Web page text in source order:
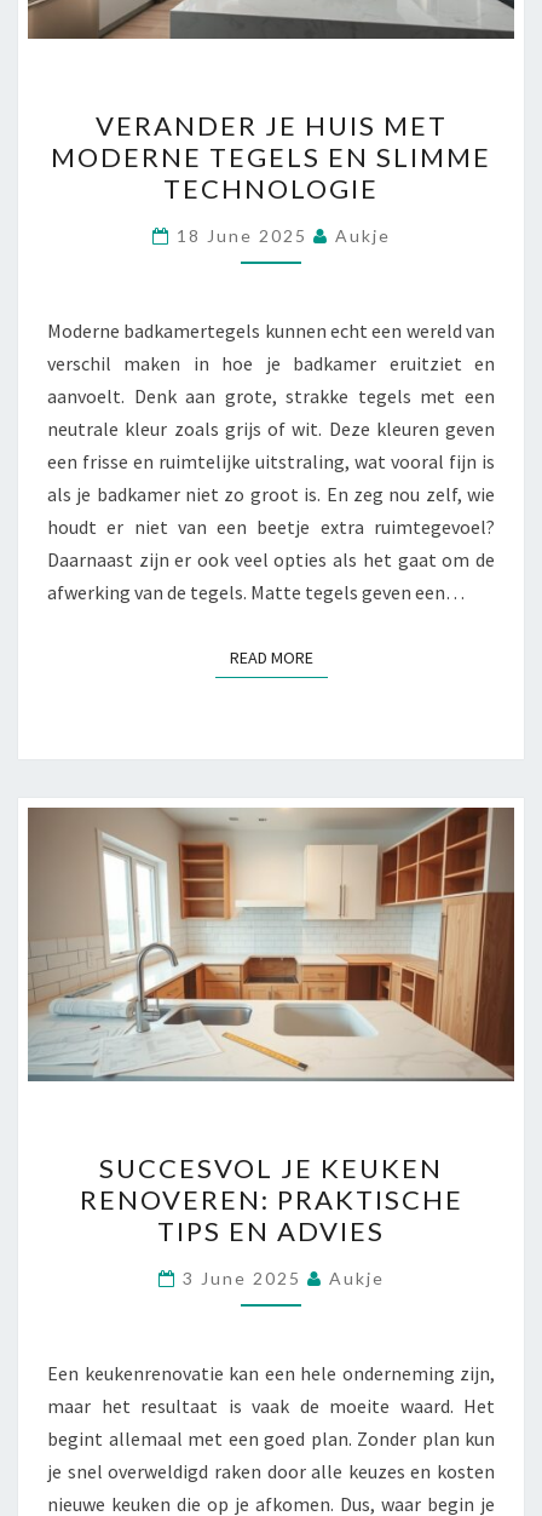
JE
HUIS
MET
MODERNE
TEGELS
SLIMME
TECHNOLOGIE
VERANDER JE HUIS MET
MODERNE TEGELS EN SLIMME
TECHNOLOGIE
18 June 2025 Aukje
Moderne badkamertegels kunnen echt een wereld van
verschil maken in hoe je badkamer eruitziet en
aanvoelt. Denk aan grote, strakke tegels met een
neutrale kleur zoals grijs of wit. Deze kleuren geven
een frisse en ruimtelijke uitstraling, wat vooral fijn is
als je badkamer niet zo groot is. En zeg nou zelf, wie
houdt er niet van een beetje extra ruimtegevoel?
Daarnaast zijn er ook veel opties als het gaat om de
afwerking van de tegels. Matte tegels geven een…
READ MOREREAD MORE
JE
KEUKEN
RENOVEREN:
PRAKTISCHE
TIPS
ADVIES
SUCCESVOL JE KEUKEN
RENOVEREN: PRAKTISCHE
TIPS EN ADVIES
3 June 2025 Aukje
Een keukenrenovatie kan een hele onderneming zijn,
maar het resultaat is vaak de moeite waard. Het
begint allemaal met een goed plan. Zonder plan kun
je snel overweldigd raken door alle keuzes en kosten
nieuwe keuken die op je afkomen. Dus, waar begin je